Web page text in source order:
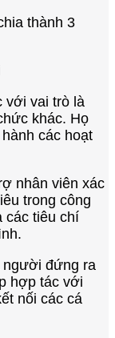
thành 3
với vai trò là
khác. Họ
các hoạt
nhân viên xác
trong công
các tiêu chí
người đứng ra
hợp tác với
nối các cá